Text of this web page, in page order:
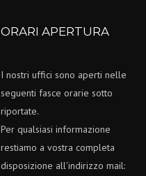
ORARI APERTURA
I nostri uffici sono aperti nelle
seguenti fasce orarie sotto
riportate.
Per qualsiasi informazione
restiamo a vostra completa
disposizione all'indirizzo mail: